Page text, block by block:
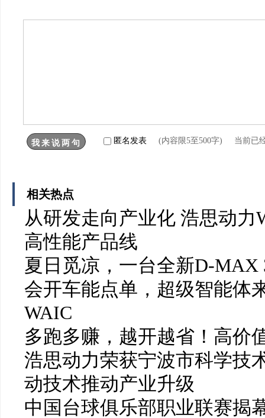
匿名发表 (内容限5至500字) 当前已
相关热点
从研发走向产业化 浩思动
高性能产品线
夏日觅凉，一台全新D-MAX
会开车能点单，超级智能体
WAIC
多跑多赚，越开越省！高价
浩思动力荣获宁波市科学技
动技术推动产业升级
中国台球俱乐部职业联赛揭